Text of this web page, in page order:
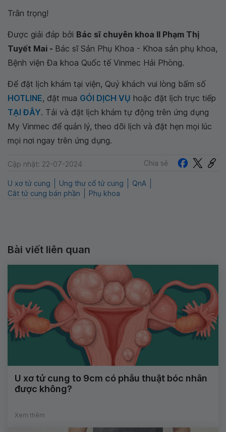
Trân trọng!
Được giải đáp bởi Bác sĩ chuyên khoa II Phạm Thị
Tuyết Mai - Bác sĩ Sản Phụ Khoa - Khoa sản phụ khoa,
Bệnh viện Đa khoa Quốc tế Vinmec Hải Phòng.
Để đặt lịch khám tại viện, Quý khách vui lòng bấm số
HOTLINE, đặt mua GÓI DỊCH VỤ hoặc đặt lịch trực tiếp
TẠI ĐÂY. Tải và đặt lịch khám tự động trên ứng dụng
My Vinmec để quản lý, theo dõi lịch và đặt hẹn mọi lúc
mọi nơi ngay trên ứng dụng.
Cập nhật: 22-07-2024 Chia sẻ
U xơ tử cung Ung thư cổ tử cung
QnA
Cắt tử cung bán phần
Phụ khoa
Bài viết liên quan
U xơ tử cung to 9cm có phẫu thuật bóc nhân
được không?
Xem thêm